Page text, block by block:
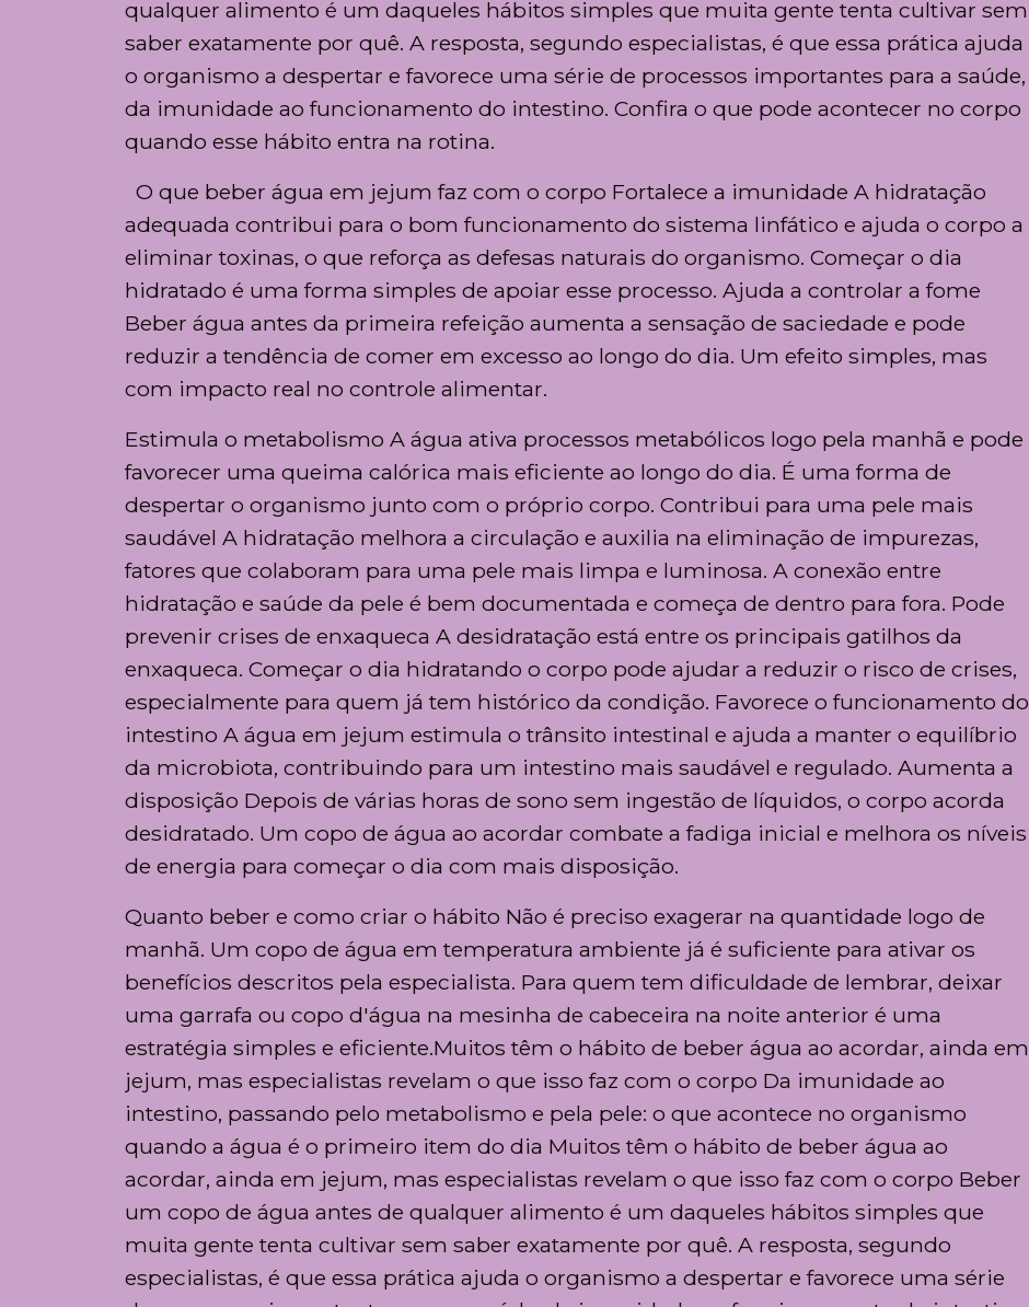
qualquer alimento é um daqueles hábitos simples que muita gente tenta cultivar sem
saber exatamente por quê. A resposta, segundo especialistas, é que essa prática ajuda
o organismo a despertar e favorece uma série de processos importantes para a saúde,
da imunidade ao funcionamento do intestino. Confira o que pode acontecer no corpo
quando esse hábito entra na rotina.
O que beber água em jejum faz com o corpo Fortalece a imunidade A hidratação
adequada contribui para o bom funcionamento do sistema linfático e ajuda o corpo a
eliminar toxinas, o que reforça as defesas naturais do organismo. Começar o dia
hidratado é uma forma simples de apoiar esse processo. Ajuda a controlar a fome
Beber água antes da primeira refeição aumenta a sensação de saciedade e pode
reduzir a tendência de comer em excesso ao longo do dia. Um efeito simples, mas
com impacto real no controle alimentar.
Estimula o metabolismo A água ativa processos metabólicos logo pela manhã e pode
favorecer uma queima calórica mais eficiente ao longo do dia. É uma forma de
despertar o organismo junto com o próprio corpo. Contribui para uma pele mais
saudável A hidratação melhora a circulação e auxilia na eliminação de impurezas,
fatores que colaboram para uma pele mais limpa e luminosa. A conexão entre
hidratação e saúde da pele é bem documentada e começa de dentro para fora. Pode
prevenir crises de enxaqueca A desidratação está entre os principais gatilhos da
enxaqueca. Começar o dia hidratando o corpo pode ajudar a reduzir o risco de crises,
especialmente para quem já tem histórico da condição. Favorece o funcionamento do
intestino A água em jejum estimula o trânsito intestinal e ajuda a manter o equilíbrio
da microbiota, contribuindo para um intestino mais saudável e regulado. Aumenta a
disposição Depois de várias horas de sono sem ingestão de líquidos, o corpo acorda
desidratado. Um copo de água ao acordar combate a fadiga inicial e melhora os níveis
de energia para começar o dia com mais disposição.
Quanto beber e como criar o hábito Não é preciso exagerar na quantidade logo de
manhã. Um copo de água em temperatura ambiente já é suficiente para ativar os
benefícios descritos pela especialista. Para quem tem dificuldade de lembrar, deixar
uma garrafa ou copo d'água na mesinha de cabeceira na noite anterior é uma
estratégia simples e eficiente.Muitos têm o hábito de beber água ao acordar, ainda em
jejum, mas especialistas revelam o que isso faz com o corpo Da imunidade ao
intestino, passando pelo metabolismo e pela pele: o que acontece no organismo
quando a água é o primeiro item do dia Muitos têm o hábito de beber água ao
acordar, ainda em jejum, mas especialistas revelam o que isso faz com o corpo Beber
um copo de água antes de qualquer alimento é um daqueles hábitos simples que
muita gente tenta cultivar sem saber exatamente por quê. A resposta, segundo
especialistas, é que essa prática ajuda o organismo a despertar e favorece uma série